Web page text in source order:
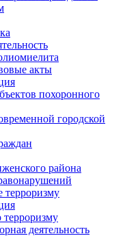
акты
похоронного
городской
района
терроризму
деятельность